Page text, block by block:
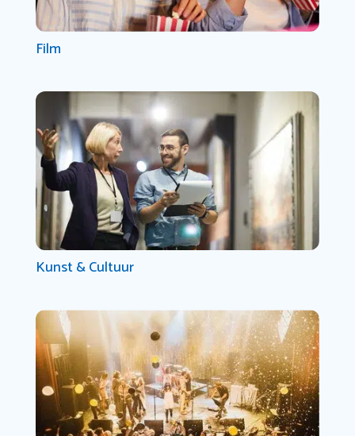
Film
Kunst & Cultuur